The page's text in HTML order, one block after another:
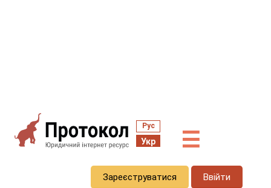
Рус
Укр ☰
Зареєструватися Ввійти